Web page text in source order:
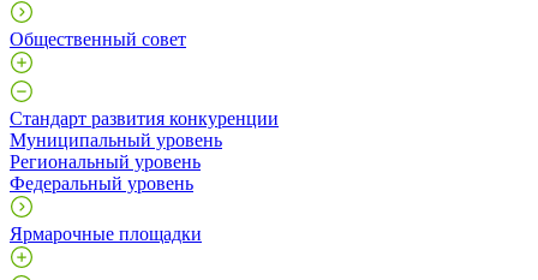
Общественный совет
Стандарт развития конкуренции
Муниципальный уровень
Региональный уровень
Федеральный уровень
Ярмарочные площадки